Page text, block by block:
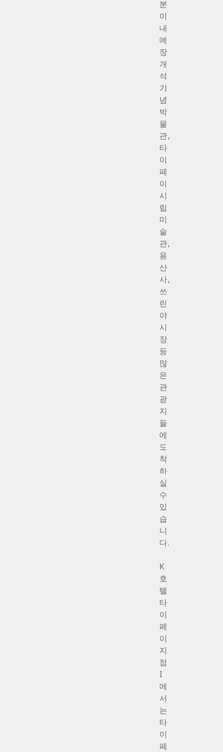
분
이
내
에
장
개
석
기
념
박
물
관,
타
이
페
이
시
립
미
술
관,
용
산
사,
쓰
린
야
시
장
등
많
은
관
광
지
들
에
도
착
하
실
수
있
습
니
다.
K
호
텔
타
이
페
이
지
점
I
에
서
는
타
이
페